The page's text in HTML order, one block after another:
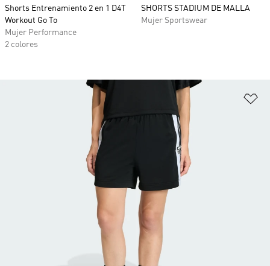
Shorts Entrenamiento 2 en 1 D4T
Workout Go To
Mujer Performance
2 colores
SHORTS STADIUM DE MALLA
Mujer Sportswear